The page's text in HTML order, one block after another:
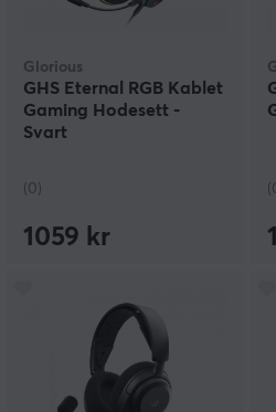
Glorious
GHS Eternal RGB Kablet
Gaming Hodesett -
Svart
(0)
1059 kr